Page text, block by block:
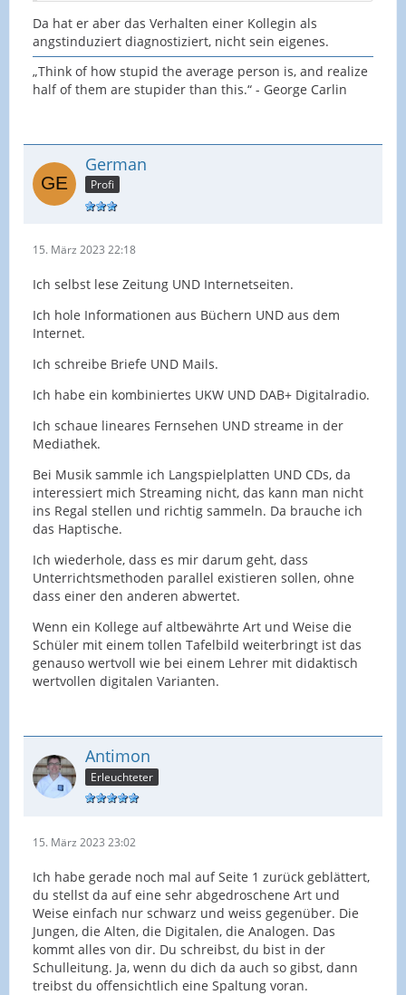
Da hat er aber das Verhalten einer Kollegin als
angstinduziert diagnostiziert, nicht sein eigenes.
„Think of how stupid the average person is, and realize
half of them are stupider than this.“ - George Carlin
German
Profi
15. März 2023 22:18
Ich selbst lese Zeitung UND Internetseiten.
Ich hole Informationen aus Büchern UND aus dem
Internet.
Ich schreibe Briefe UND Mails.
Ich habe ein kombiniertes UKW UND DAB+ Digitalradio.
Ich schaue lineares Fernsehen UND streame in der
Mediathek.
Bei Musik sammle ich Langspielplatten UND CDs, da
interessiert mich Streaming nicht, das kann man nicht
ins Regal stellen und richtig sammeln. Da brauche ich
das Haptische.
Ich wiederhole, dass es mir darum geht, dass
Unterrichtsmethoden parallel existieren sollen, ohne
dass einer den anderen abwertet.
Wenn ein Kollege auf altbewährte Art und Weise die
Schüler mit einem tollen Tafelbild weiterbringt ist das
genauso wertvoll wie bei einem Lehrer mit didaktisch
wertvollen digitalen Varianten.
Antimon
Erleuchteter
15. März 2023 23:02
Ich habe gerade noch mal auf Seite 1 zurück geblättert,
du stellst da auf eine sehr abgedroschene Art und
Weise einfach nur schwarz und weiss gegenüber. Die
Jungen, die Alten, die Digitalen, die Analogen. Das
kommt alles von dir. Du schreibst, du bist in der
Schulleitung. Ja, wenn du dich da auch so gibst, dann
treibst du offensichtlich eine Spaltung voran.